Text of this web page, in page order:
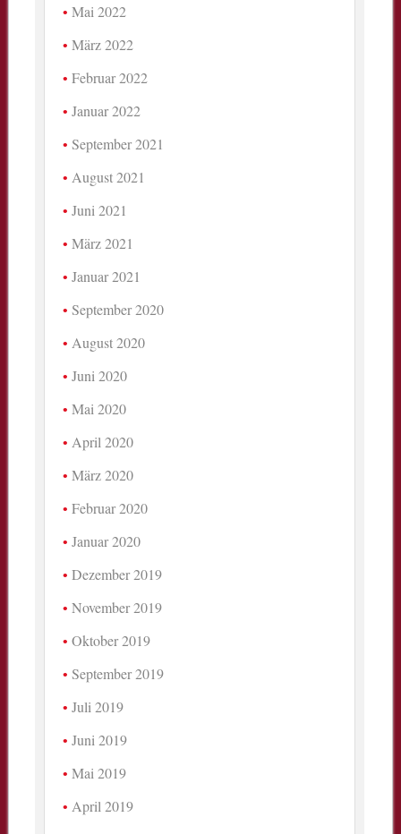
Mai 2022
März 2022
Februar 2022
Januar 2022
September 2021
August 2021
Juni 2021
März 2021
Januar 2021
September 2020
August 2020
Juni 2020
Mai 2020
April 2020
März 2020
Februar 2020
Januar 2020
Dezember 2019
November 2019
Oktober 2019
September 2019
Juli 2019
Juni 2019
Mai 2019
April 2019